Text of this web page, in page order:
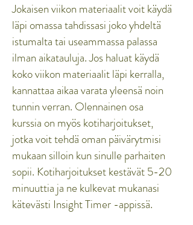
Jokaisen viikon materiaalit voit käydä
läpi omassa tahdissasi joko yhdeltä
istumalta tai useammassa palassa
ilman aikatauluja. Jos haluat käydä
koko viikon materiaalit läpi kerralla,
kannattaa aikaa varata yleensä noin
tunnin verran. Olennainen osa
kurssia on myös kotiharjoitukset,
jotka voit tehdä oman päivärytmisi
mukaan silloin kun sinulle parhaiten
sopii. Kotiharjoitukset kestävät 5-20
minuuttia ja ne kulkevat mukanasi
kätevästi Insight Timer -appissä.